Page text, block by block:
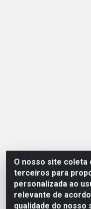
O nosso site coleta
terceiros para
personalizada ao
relevante de
qualidade do nosso
Opção Atacadista -
SN - Setor
72265-210